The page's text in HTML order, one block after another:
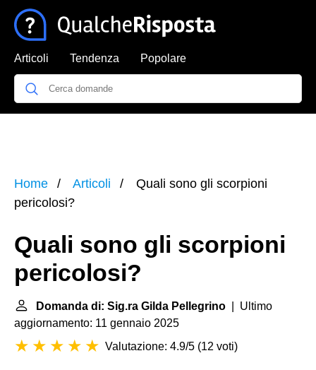
Articoli Tendenza Popolare
Home Articoli
Quali sono gli scorpioni
pericolosi?
Quali sono gli scorpioni
pericolosi?
Domanda di: Sig.ra Gilda Pellegrino | Ultimo
aggiornamento: 11 gennaio 2025
Valutazione: 4.9/5 (12 voti)